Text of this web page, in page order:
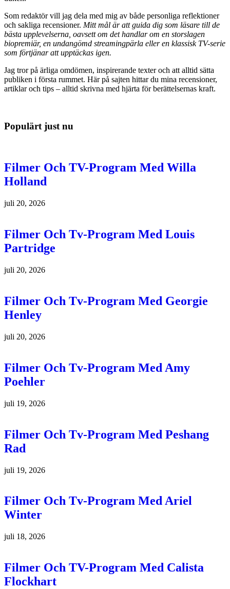
Som redaktör vill jag dela med mig av både personliga reflektioner
och sakliga recensioner. Mitt mål är att guida dig som läsare till de
bästa upplevelserna, oavsett om det handlar om en storslagen
biopremiär, en undangömd streamingpärla eller en klassisk TV-serie
som förtjänar att upptäckas igen.
Jag tror på ärliga omdömen, inspirerande texter och att alltid sätta
publiken i första rummet. Här på sajten hittar du mina recensioner,
artiklar och tips – alltid skrivna med hjärta för berättelsernas kraft.
Populärt just nu
Filmer Och TV-Program Med Willa
Holland
juli 20, 2026
Filmer Och Tv-Program Med Louis
Partridge
juli 20, 2026
Filmer Och Tv-Program Med Georgie
Henley
juli 20, 2026
Filmer Och Tv-Program Med Amy
Poehler
juli 19, 2026
Filmer Och Tv-Program Med Peshang
Rad
juli 19, 2026
Filmer Och Tv-Program Med Ariel
Winter
juli 18, 2026
Filmer Och TV-Program Med Calista
Flockhart